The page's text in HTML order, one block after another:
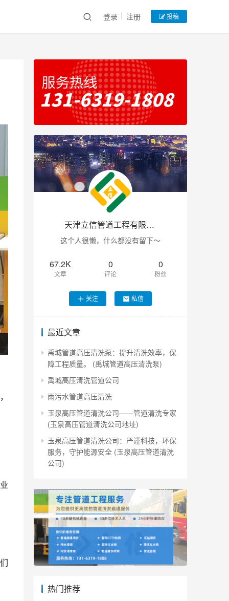
登录 注册 投稿
天津立信管道工程有限公司
这个人很懒，什么都没有留下～
67.2K
文章
0
评论
0
粉丝
关注 私信
最近文章
禹城管道高压清洗泵：提升清洗效率，保
障工程质量。 (禹城管道高压清洗泵)
禹城高压清洗管道公司
雨污水管道高压清洗
玉泉高压管道清洗公司——管道清洗专家
(玉泉高压管道清洗公司地址)
玉泉高压管道清洗公司：严谨科技，环保
服务，守护能源安全 (玉泉高压管道清洗
公司)
热门推荐